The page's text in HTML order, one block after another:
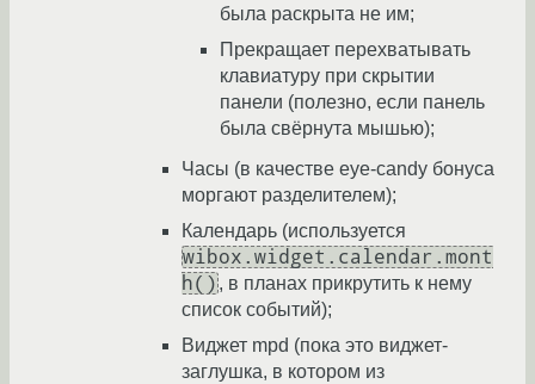
была раскрыта не им;
Прекращает перехватывать
клавиатуру при скрытии
панели (полезно, если панель
была свёрнута мышью);
Часы (в качестве eye-candy бонуса
моргают разделителем);
Календарь (используется
wibox.widget.calendar.mont
h() , в планах прикрутить к нему
список событий);
Виджет mpd (пока это виджет-
заглушка, в котором из